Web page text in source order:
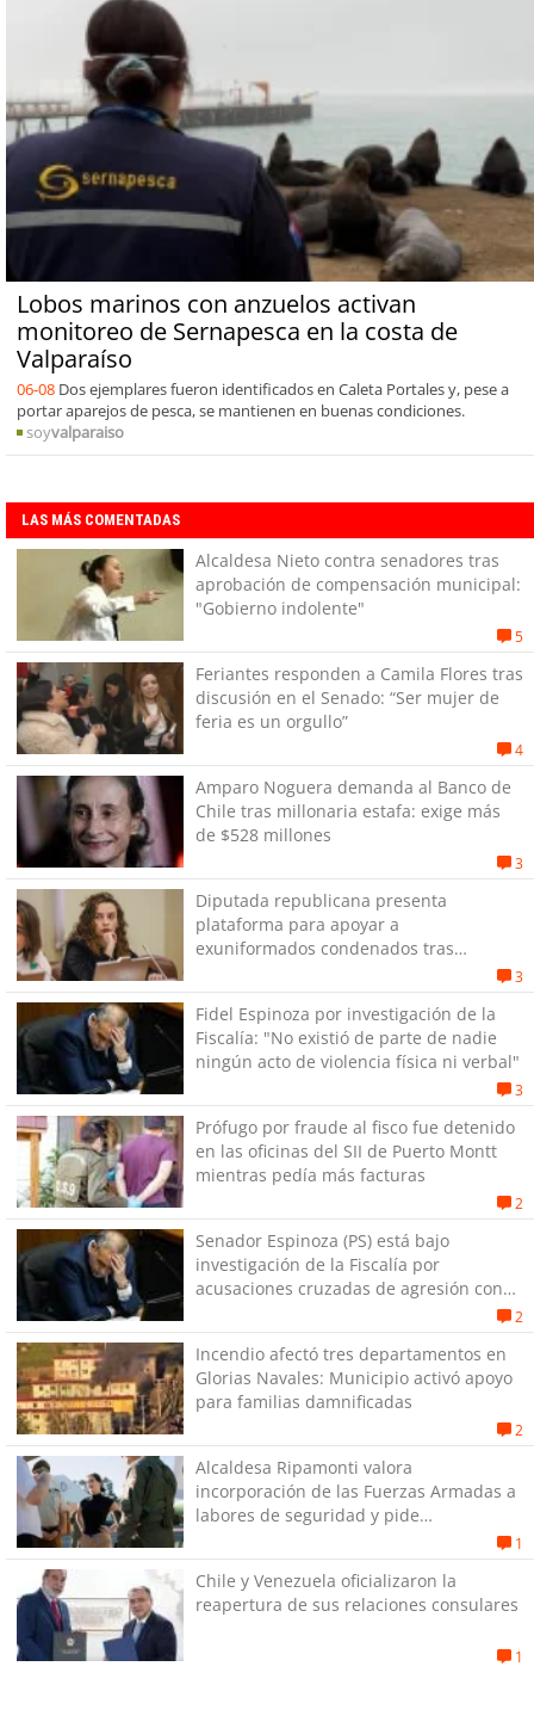
Lobos marinos con anzuelos activan
monitoreo de Sernapesca en la costa de
Valparaíso
06-08 Dos ejemplares fueron identificados en Caleta Portales y, pese a
portar aparejos de pesca, se mantienen en buenas condiciones.
soyvalparaiso
LAS MÁS COMENTADAS
Alcaldesa Nieto contra senadores tras
aprobación de compensación municipal:
"Gobierno indolente"
5
Feriantes responden a Camila Flores tras
discusión en el Senado: “Ser mujer de
feria es un orgullo”
4
Amparo Noguera demanda al Banco de
Chile tras millonaria estafa: exige más
de $528 millones
3
Diputada republicana presenta
plataforma para apoyar a
exuniformados condenados tras
3
Fidel Espinoza por investigación de la
Fiscalía: "No existió de parte de nadie
ningún acto de violencia física ni verbal"
3
Prófugo por fraude al fisco fue detenido
en las oficinas del SII de Puerto Montt
mientras pedía más facturas
2
Senador Espinoza (PS) está bajo
investigación de la Fiscalía por
acusaciones cruzadas de agresión con
2
Incendio afectó tres departamentos en
Glorias Navales: Municipio activó apoyo
para familias damnificadas
2
Alcaldesa Ripamonti valora
incorporación de las Fuerzas Armadas a
labores de seguridad y pide
1
Chile y Venezuela oficializaron la
reapertura de sus relaciones consulares
1